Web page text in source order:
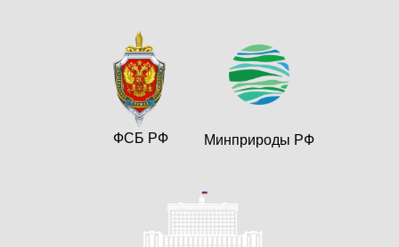
ФСБ РФ Минприроды РФ